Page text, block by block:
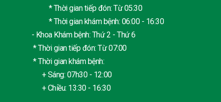
* Thời gian tiếp đón: Từ 05:30
* Thời gian khám bệnh: 06:00 - 16:30
- Khoa Khám bệnh: Thứ 2 - Thứ 6
* Thời gian tiếp đón: Từ 07:00
* Thời gian khám bệnh:
+ Sáng: 07h30 - 12:00
+ Chiều: 13:30 - 16:30